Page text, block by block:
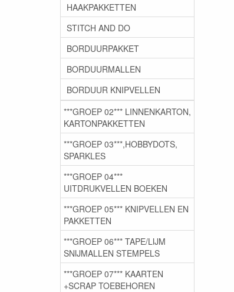
HAAKPAKKETTEN
STITCH AND DO
BORDUURPAKKET
BORDUURMALLEN
BORDUUR KNIPVELLEN
***GROEP 02*** LINNENKARTON,
KARTONPAKKETTEN
***GROEP 03***,HOBBYDOTS,
SPARKLES
***GROEP 04***
UITDRUKVELLEN BOEKEN
***GROEP 05*** KNIPVELLEN EN
PAKKETTEN
***GROEP 06*** TAPE/LIJM
SNIJMALLEN STEMPELS
***GROEP 07*** KAARTEN
+SCRAP TOEBEHOREN